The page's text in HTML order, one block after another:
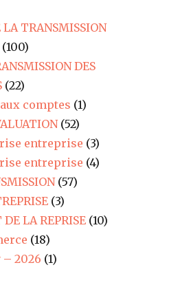
TRANSMISSION
(100)
DES
(22)
comptes (1)
(52)
entreprise (3)
entreprise (4)
(57)
(3)
LA REPRISE (10)
(18)
– 2026 (1)